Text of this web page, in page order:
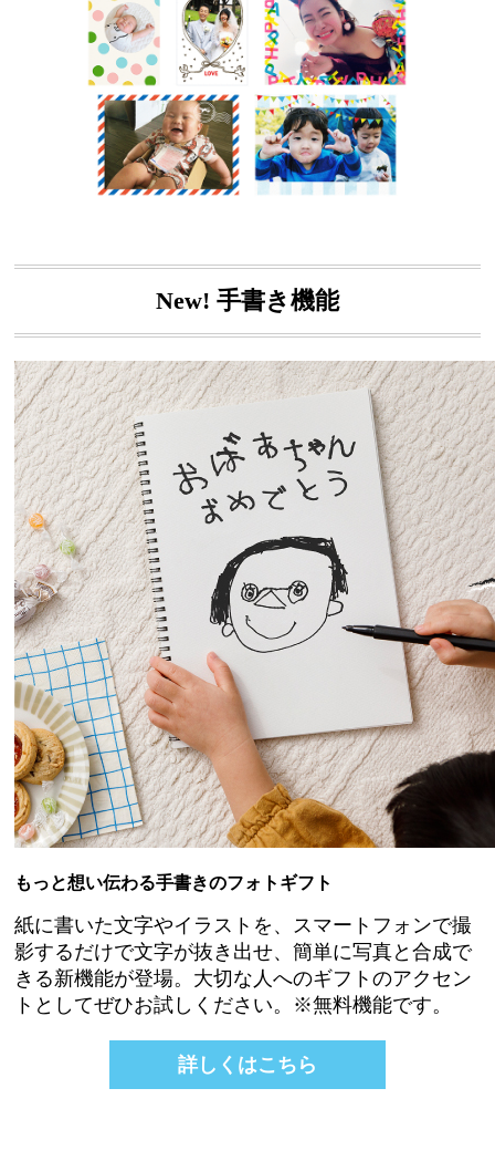
New! 手書き機能
もっと想い伝わる手書きのフォトギフト
紙に書いた文字やイラストを、スマートフォンで撮
影するだけで文字が抜き出せ、簡単に写真と合成で
きる新機能が登場。大切な人へのギフトのアクセン
トとしてぜひお試しください。※無料機能です。
詳しくはこちら